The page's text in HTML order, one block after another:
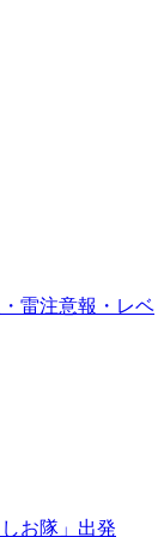
雷注意報・レベ